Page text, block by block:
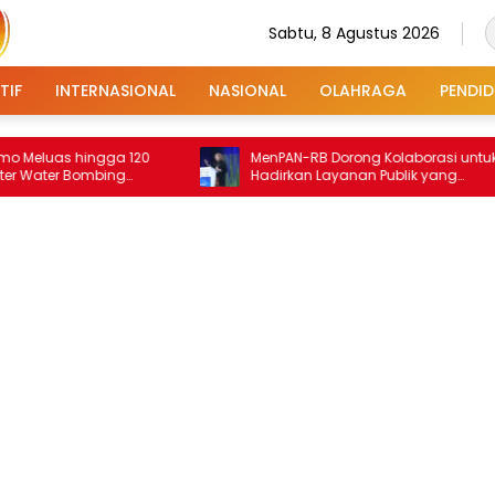
Sabtu, 8 Agustus 2026
INTERNASIONAL NASIONAL OLAHRAGA
hingga 120
MenPAN-RB Dorong Kolaborasi untuk
Hadirkan Layanan Publik yang
Terintegrasi dan Inklusif